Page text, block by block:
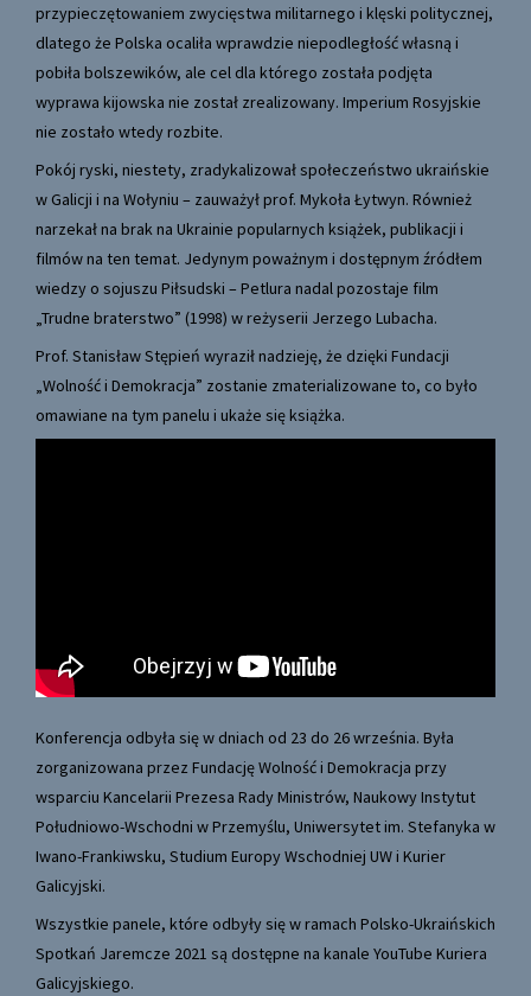
przypieczętowaniem zwycięstwa militarnego i klęski politycznej,
dlatego że Polska ocaliła wprawdzie niepodległość własną i
pobiła bolszewików, ale cel dla którego została podjęta
wyprawa kijowska nie został zrealizowany. Imperium Rosyjskie
nie zostało wtedy rozbite.
Pokój ryski, niestety, zradykalizował społeczeństwo ukraińskie
w Galicji i na Wołyniu – zauważył prof. Mykoła Łytwyn. Również
narzekał na brak na Ukrainie popularnych książek, publikacji i
filmów na ten temat. Jedynym poważnym i dostępnym źródłem
wiedzy o sojuszu Piłsudski – Petlura nadal pozostaje film
„Trudne braterstwo” (1998) w reżyserii Jerzego Lubacha.
Prof. Stanisław Stępień wyraził nadzieję, że dzięki Fundacji
„Wolność i Demokracja” zostanie zmaterializowane to, co było
omawiane na tym panelu i ukaże się książka.
Konferencja odbyła się w dniach od 23 do 26 września. Była
zorganizowana przez Fundację Wolność i Demokracja przy
wsparciu Kancelarii Prezesa Rady Ministrów, Naukowy Instytut
Południowo-Wschodni w Przemyślu, Uniwersytet im. Stefanyka w
Iwano-Frankiwsku, Studium Europy Wschodniej UW i Kurier
Galicyjski.
Wszystkie panele, które odbyły się w ramach Polsko-Ukraińskich
Spotkań Jaremcze 2021 są dostępne na kanale YouTube Kuriera
Galicyjskiego.